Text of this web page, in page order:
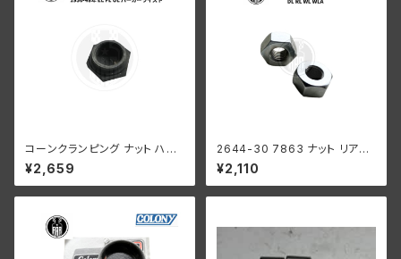
コーンクランピング ナット ハン
ドルバー ステアリングダンパー
なし ハーレーダビッドソン 193
6-48年 EL FL UL パーカーラ
¥2,659
2644-30 7863 ナット リアス
タッドスペーサー 2個入 ハーレ
ーダビッドソン DL RL WL WL
A クロームメッキ
¥2,110